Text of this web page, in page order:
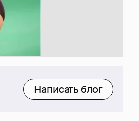
Написать блог